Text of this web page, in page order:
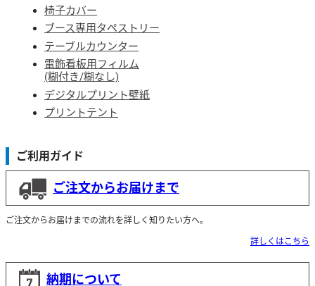
椅子カバー
ブース専用タペストリー
テーブルカウンター
電飾看板用フィルム
(糊付き/糊なし)
デジタルプリント壁紙
プリントテント
ご利用ガイド
ご注文からお届けまで
ご注文からお届けまでの流れを詳しく知りたい方へ。
詳しくはこちら
納期について